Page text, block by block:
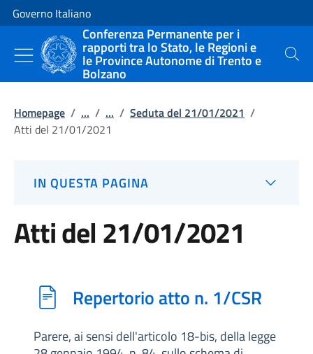
Vai al contenuto
Vai alla navigazione del sito
Governo Italiano
Conferenza Permanente per i
rapporti tra lo Stato, le Regioni e
le Province Autonome di Trento e
Bolzano
Cerca
Homepage / ... / ... / Seduta del 21/01/2021 /
Atti del 21/01/2021
IN QUESTA PAGINA
Atti del 21/01/2021
Repertorio atto n. 1/CSR
Parere, ai sensi dell'articolo 18-bis, della legge